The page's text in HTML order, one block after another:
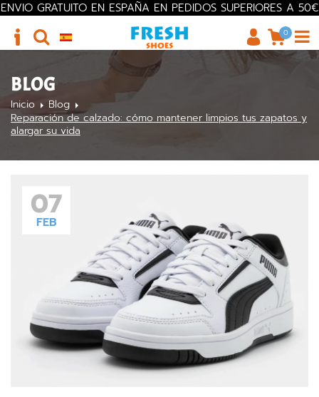
ENVIO GRATUITO EN ESPAÑA EN PEDIDOS SUPERIORES A 50€
0
BLOG
Inicio
Blog
Reparación de calzado: cómo mantener limpios tus zapatos y
alargar su vida
07
FEB